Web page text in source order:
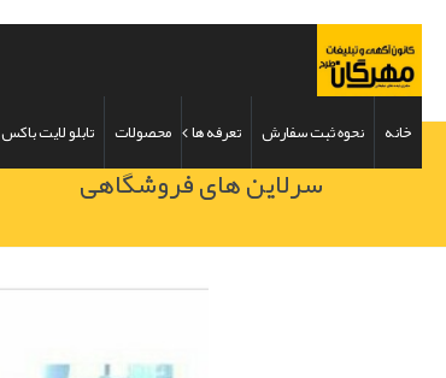
خانه نحوه ثبت سفارش تعرفه ها محصولات تابلو لایت باکس
سرلاین های فروشگاهی